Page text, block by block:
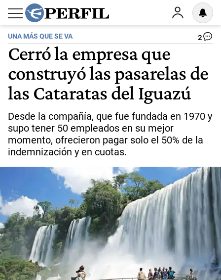
UNA MÁS QUE SE VA 2
Cerró la empresa que
construyó las pasarelas de
las Cataratas del Iguazú
Desde la compañía, que fue fundada en 1970 y
supo tener 50 empleados en su mejor
momento, ofrecieron pagar solo el 50% de la
indemnización y en cuotas.